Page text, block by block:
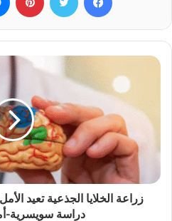
زراعة الخلايا الجذعية تعيد
دراسة سويسرية-